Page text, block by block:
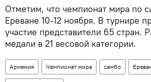
Отметим, что чемпионат мира по
Ереване 10-12 ноября. В турнире
участие представители 65 стран.
медали в 21 весовой категории.
Армения Чемпионат мира самбо